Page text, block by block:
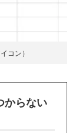
コン）
からない